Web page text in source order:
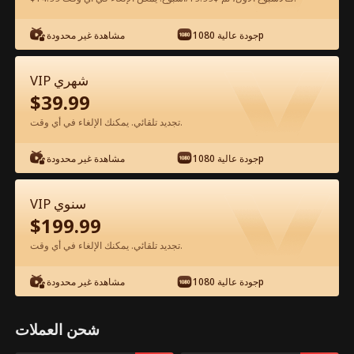
شاهد مجانًا في التطبيق
الحلقة 39 - انتقام الوريثة الفيلم كامل
0-49 50-81 جميع الحلقات
مشاهدة غير محدودة جودة عالية 1080p
VIP شهري
$39.99
تجديد تلقائي. يمكنك الإلغاء في أي وقت.
مشاهدة غير محدودة جودة عالية 1080p
VIP سنوي
$199.99
تجديد تلقائي. يمكنك الإلغاء في أي وقت.
مشاهدة غير محدودة جودة عالية 1080p
شحن العملات